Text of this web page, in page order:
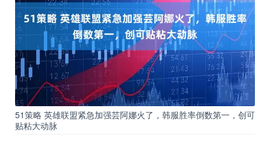
51策略 英雄联盟紧急加强芸阿娜火了，韩服胜率倒数第一，创可
贴粘大动脉